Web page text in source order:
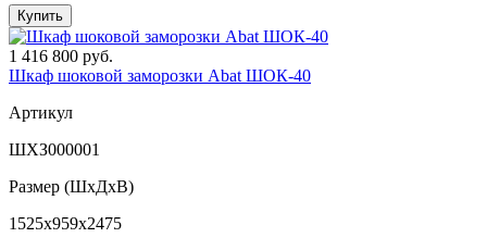
Купить
1 416 800 руб.
Шкаф шоковой заморозки Abat ШОК-40
Артикул
ШХЗ000001
Размер (ШxДхВ)
1525x959x2475